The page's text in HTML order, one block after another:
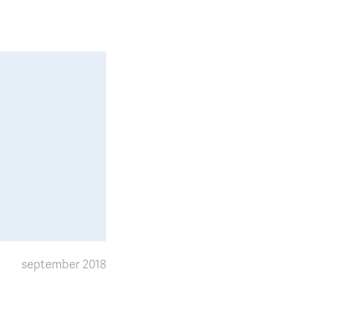
september 2018